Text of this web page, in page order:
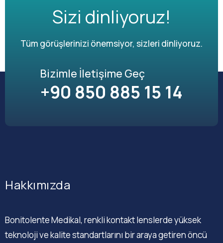
Sizi dinliyoruz!
Tüm görüşlerinizi önemsiyor, sizleri dinliyoruz.
Bizimle İletişime Geç
+90 850 885 15 14
Hakkımızda
Bonitolente Medikal, renkli kontakt lenslerde yüksek
teknoloji ve kalite standartlarını bir araya getiren öncü